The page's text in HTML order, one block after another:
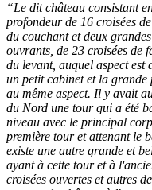
“Le dit château consistant
profondeur de 16 croisées
du couchant et deux
ouvrants, de 23 croisées de
du levant, auquel aspect est
un petit cabinet et la grande
au même aspect. Il y avait
du Nord une tour qui a été
niveau avec le principal
première tour et attenant le
existe une autre grande et
ayant à cette tour et à
croisées ouvertes et autres